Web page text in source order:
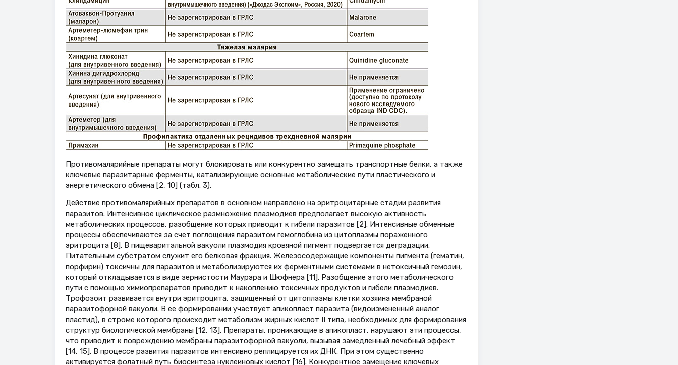
Противомалярийные препараты могут блокировать или конкурентно замещать транспортные белки, а также
ключевые паразитарные ферменты, катализирующие основные метаболические пути пластического и
энергетического обмена [2, 10] (табл. 3).
Действие противомалярийных препаратов в основном направлено на эритроцитарные стадии развития
паразитов. Интенсивное циклическое размножение плазмодиев предполагает высокую активность
метаболических процессов, разобщение которых приводит к гибели паразитов [2]. Интенсивные обменные
процессы обеспечиваются за счет поглощения паразитом гемоглобина из цитоплазмы пораженного
эритроцита [8]. В пищеваритальной вакуоли плазмодия кровяной пигмент подвергается деградации.
Питательным субстратом служит его белковая фракция. Железосодержащие компоненты пигмента (гематин,
порфирин) токсичны для паразитов и метаболизируются их ферментными системами в нетоксичный гемозин,
который откладывается в виде зернистости Маурэра и Шюфнера [11]. Разобщение этого метаболического
пути с помощью химиопрепаратов приводит к накоплению токсичных продуктов и гибели плазмодиев.
Трофозоит развивается внутри эритроцита, защищенный от цитоплазмы клетки хозяина мембраной
паразитофорной вакуоли. В ее формировании участвует апикопласт паразита (видоизмененный аналог
пластид), в строме которого происходит метаболизм жирных кислот II типа, необходимых для формирования
структур биологической мембраны [12, 13]. Препараты, проникающие в апикопласт, нарушают эти процессы,
что приводит к повреждению мембраны паразитофорной вакуоли, вызывая замедленный лечебный эффект
[14, 15]. В процессе развития паразитов интенсивно реплицируется их ДНК. При этом существенно
активируется фолатный путь биосинтеза нуклеиновых кислот [16]. Конкурентное замещение ключевых